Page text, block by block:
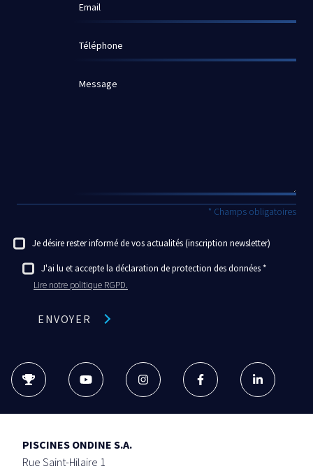
Email
Téléphone
Message
* Champs obligatoires
Je désire rester informé de vos actualités (inscription newsletter)
J'ai lu et accepte la déclaration de protection des données
Lire notre politique RGPD.
ENVOYER
PISCINES ONDINE S.A.
Rue Saint-Hilaire 1